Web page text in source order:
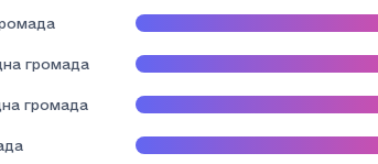
громада
громада